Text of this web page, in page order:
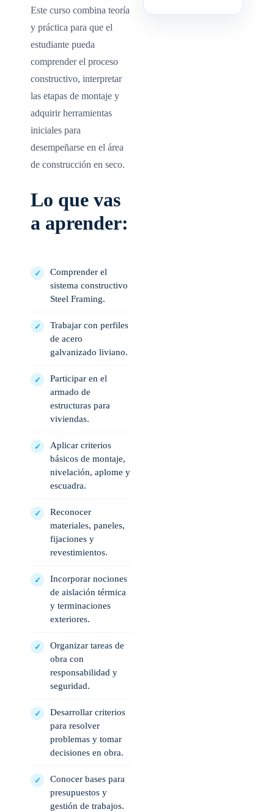
Este curso combina teoría
y práctica para que el
estudiante pueda
comprender el proceso
constructivo, interpretar
las etapas de montaje y
adquirir herramientas
iniciales para
desempeñarse en el área
de construcción en seco.
Lo que vas
a aprender:
Comprender el
sistema constructivo
Steel Framing.
Trabajar con perfiles
de acero
galvanizado liviano.
Participar en el
armado de
estructuras para
viviendas.
Aplicar criterios
básicos de montaje,
nivelación, aplome y
escuadra.
Reconocer
materiales, paneles,
fijaciones y
revestimientos.
Incorporar nociones
de aislación térmica
y terminaciones
exteriores.
Organizar tareas de
obra con
responsabilidad y
seguridad.
Desarrollar criterios
para resolver
problemas y tomar
decisiones en obra.
Conocer bases para
presupuestos y
gestión de trabajos.